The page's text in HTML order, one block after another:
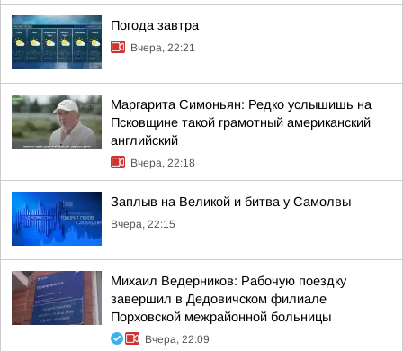
Погода завтра
Вчера, 22:21
Маргарита Симоньян: Редко услышишь на
Псковщине такой грамотный американский
английский
Вчера, 22:18
Заплыв на Великой и битва у Самолвы
Вчера, 22:15
Михаил Ведерников: Рабочую поездку
завершил в Дедовичском филиале
Порховской межрайонной больницы
Вчера, 22:09